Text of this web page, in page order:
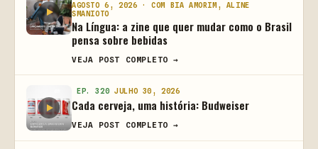
AGOSTO 6, 2026 · COM BIA AMORIM, ALINE
SMANIOTO
Na Língua: a zine que quer mudar como o Brasil
pensa sobre bebidas
VEJA POST COMPLETO →
EP. 320 JULHO 30, 2026
Cada cerveja, uma história: Budweiser
VEJA POST COMPLETO →